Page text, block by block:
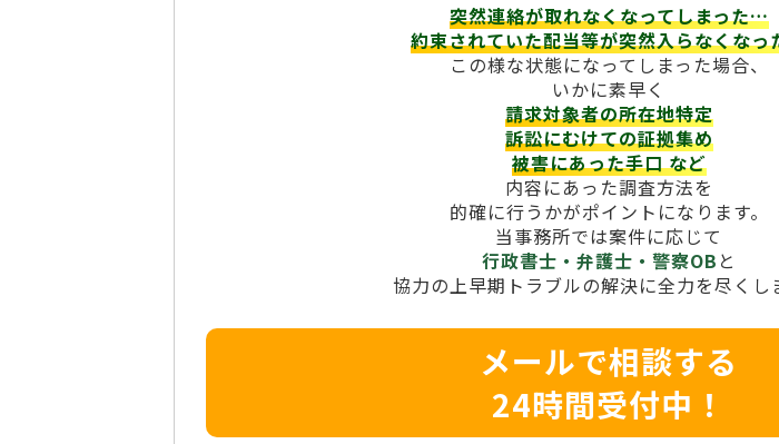
突然連絡が取れなくなってしまった…
約束されていた配当等が突然入らなくな
この様な状態になってしまった場合、
いかに素早く
請求対象者の所在地特定
訴訟にむけての証拠集め
被害にあった手口など
内容にあった調査方法を
的確に行うかがポイントになります。
当事務所では案件に応じて
行政書士・弁護士・警察OB と
協力の上早期トラブルの解決に全力を尽くし
メールで相談する
24時間受付中！